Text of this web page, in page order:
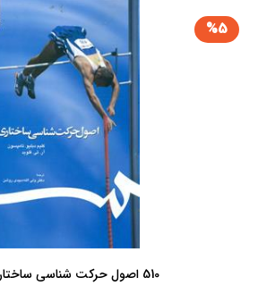
%5
510 اصول ‏حرکت‏ شناسی ‏ساختاری‏ / سمت‏